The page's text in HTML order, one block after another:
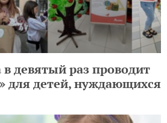
девятый раз проводит
для детей, нуждающихся